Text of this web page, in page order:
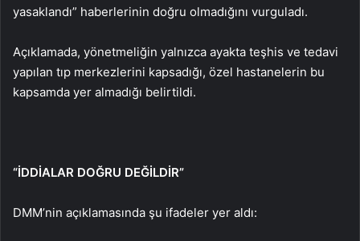
yasaklandı” haberlerinin doğru olmadığını vurguladı.
Açıklamada, yönetmeliğin yalnızca ayakta teşhis ve tedavi
yapılan tıp merkezlerini kapsadığı, özel hastanelerin bu
kapsamda yer almadığı belirtildi.
“İDDİALAR DOĞRU DEĞİLDİR”
DMM’nin açıklamasında şu ifadeler yer aldı: